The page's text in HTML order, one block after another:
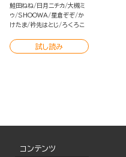
鮭田ねね
日月ニチカ 大槻ミ
ゥ SHOOWA 星倉ぞぞ か
けたま 衿先はとじ ろくろこ
試し読み
コンテンツ